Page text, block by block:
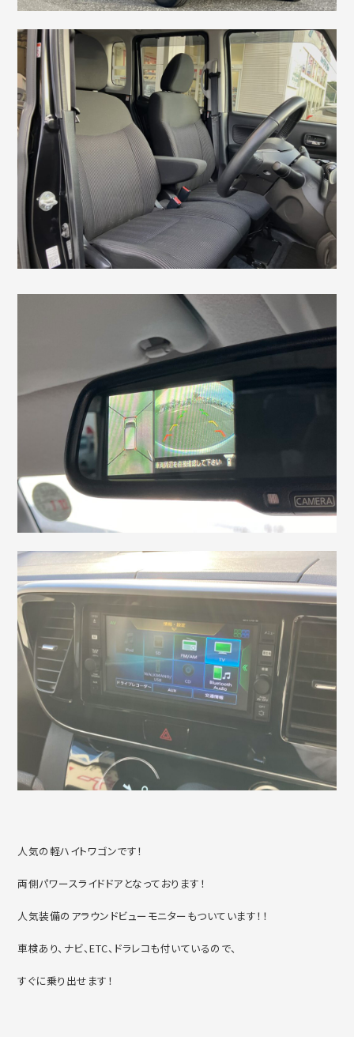
人気の軽ハイトワゴンです！
両側パワースライドドアとなっております！
人気装備のアラウンドビューモニターもついています！！
車検あり、ナビ、ETC、ドラレコも付いているので、
すぐに乗り出せます！